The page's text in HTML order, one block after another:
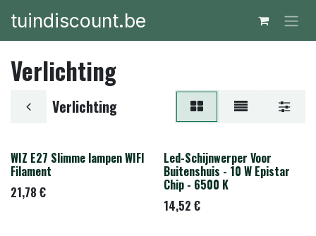
Overslaan naar inhoud
tuindiscount.be
Verlichting
Verlichting
WIZ E27 Slimme lampen WIFI
Filament
21,78 €
Led-Schijnwerper Voor
Buitenshuis - 10 W Epistar
Chip - 6500 K
14,52 €